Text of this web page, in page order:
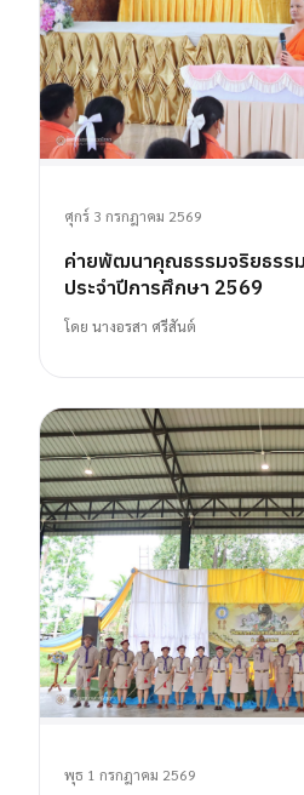
ศุกร์ 3 กรกฎาคม 2569
ค่ายพัฒนาคุณธรรมจริยธรร
ประจำปีการศึกษา 2569
โดย นางอรสา ศรีสันต์
พุธ 1 กรกฎาคม 2569